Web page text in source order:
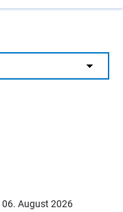
06. August 2026